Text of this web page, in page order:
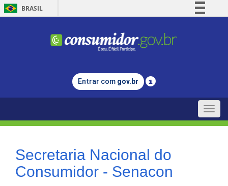
BRASIL
Comunica BR
Legislação
Entrar com gov.br
Toggle
Secretaria Nacional do
Consumidor - Senacon